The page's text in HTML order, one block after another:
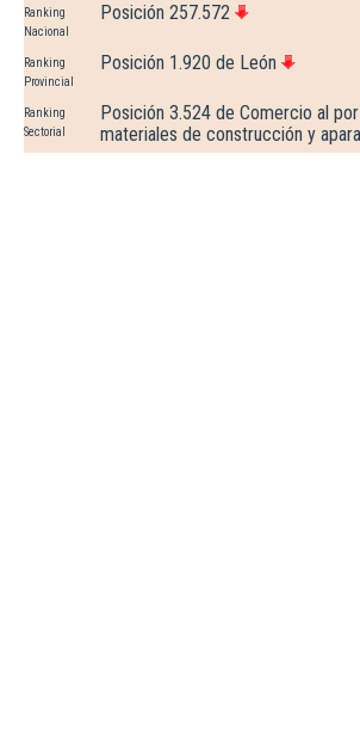
Ranking
Nacional
Posición 257.572
Ranking
Provincial
Posición 1.920 de León
Ranking
Sectorial
Posición 3.524 de Comercio al
materiales de construcción y